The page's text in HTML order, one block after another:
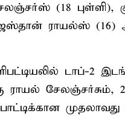
(18 புள்ளி),
ராயல்ஸ் (16)
டாப்-2
ராயல் சேலஞ்சர்சும்,
முதலாவது